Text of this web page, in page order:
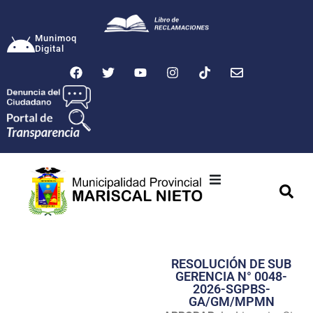
Munimoq
Digital
Transparencia
Seguridad
RESOLUCIÓN DE SUB
GERENCIA N° 0048-
2026-SGPBS-
GA/GM/MPMN